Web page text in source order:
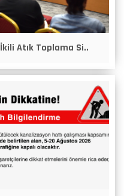
Atık Toplama Si..